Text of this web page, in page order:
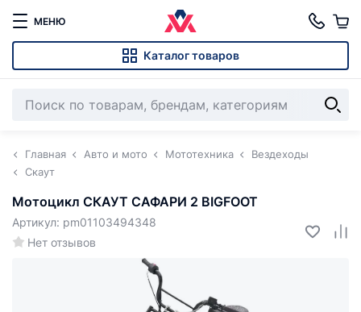
МЕНЮ
Каталог товаров
Главная Авто и мото Мототехника
Вездеходы
Скаут
Мотоцикл СКАУТ САФАРИ 2 BIGFOOT
Нет отзывов
Артикул: pm01103494348